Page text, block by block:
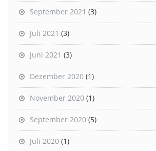
September 2021 (3)
Juli 2021 (3)
Juni 2021 (3)
Dezember 2020 (1)
November 2020 (1)
September 2020 (5)
Juli 2020 (1)